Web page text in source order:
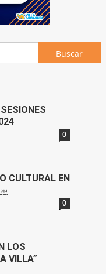
Buscar:
0
CULTURAL EN
0
LOS
VILLA”